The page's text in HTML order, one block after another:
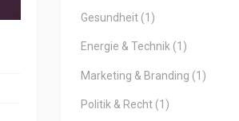
Gesundheit (1)
Energie & Technik (1)
Marketing & Branding (1)
Politik & Recht (1)